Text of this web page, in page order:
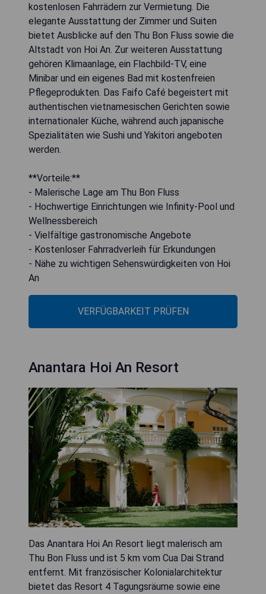
kostenlosen Fahrrädern zur Vermietung. Die
elegante Ausstattung der Zimmer und Suiten
bietet Ausblicke auf den Thu Bon Fluss sowie die
Altstadt von Hoi An. Zur weiteren Ausstattung
gehören Klimaanlage, ein Flachbild-TV, eine
Minibar und ein eigenes Bad mit kostenfreien
Pflegeprodukten. Das Faifo Café begeistert mit
authentischen vietnamesischen Gerichten sowie
internationaler Küche, während auch japanische
Spezialitäten wie Sushi und Yakitori angeboten
werden.
**Vorteile:**
- Malerische Lage am Thu Bon Fluss
- Hochwertige Einrichtungen wie Infinity-Pool und
Wellnessbereich
- Vielfältige gastronomische Angebote
- Kostenloser Fahrradverleih für Erkundungen
- Nähe zu wichtigen Sehenswürdigkeiten von Hoi
An
VERFÜGBARKEIT PRÜFEN
Anantara Hoi An Resort
Das Anantara Hoi An Resort liegt malerisch am
Thu Bon Fluss und ist 5 km vom Cua Dai Strand
entfernt. Mit französischer Kolonialarchitektur
bietet das Resort 4 Tagungsräume sowie eine